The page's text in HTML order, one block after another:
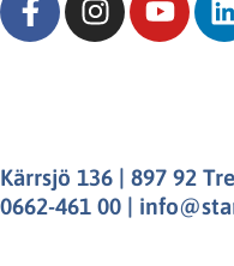
Kärrsjö 136 | 897 92
0662-461 00 |